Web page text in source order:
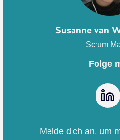
Susanne van
Scrum
Folge
Melde dich an, um